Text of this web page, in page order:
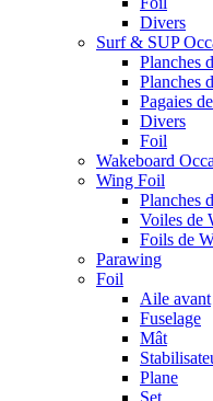
Divers
Surf & SUP
Planches
Planches
Pagaies
Divers
Foil
Wakeboard
Wing Foil
Planches
Voiles de
Foils de
Parawing
Foil
Aile avant
Fuselage
Mât
Plane
Set